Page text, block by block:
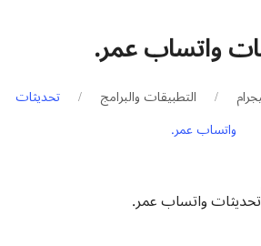
واتساب عمر.
التطبيقات والبرامج
تحديثات
واتساب عمر.